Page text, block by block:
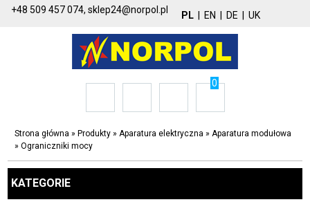
+48 509 457 074,sklep24@norpol.pl PL EN DE UK
0
Strona główna » Produkty »Aparatura elektryczna »Aparatura modułowa
»Ograniczniki mocy
KATEGORIE